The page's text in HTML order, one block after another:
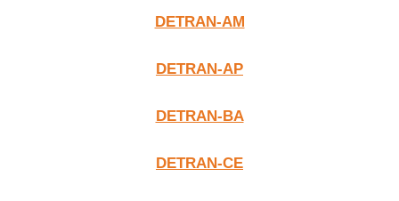
DETRAN-AM
DETRAN-AP
DETRAN-BA
DETRAN-CE